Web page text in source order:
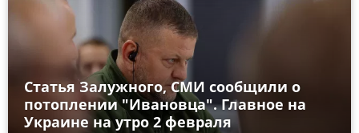
Статья Залужного, СМИ сообщили о
потоплении "Ивановца". Главное на
Украине на утро 2 февраля